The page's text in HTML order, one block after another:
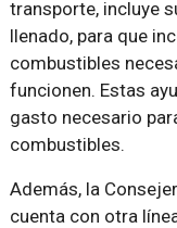
transporte, incluye
llenado, para que
combustibles
funcionen. Estas
gasto necesario
combustibles.
Además, la
cuenta con otra